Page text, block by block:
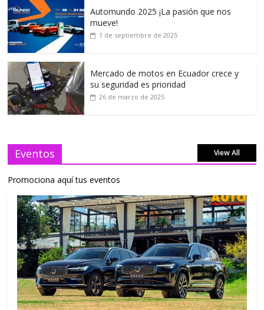
Automundo 2025 ¡La pasión que nos
mueve!
1 de septiembre de 2025
Mercado de motos en Ecuador crece y
su seguridad es prioridad
26 de marzo de 2025
Eventos View All
Promociona aquí tus eventos